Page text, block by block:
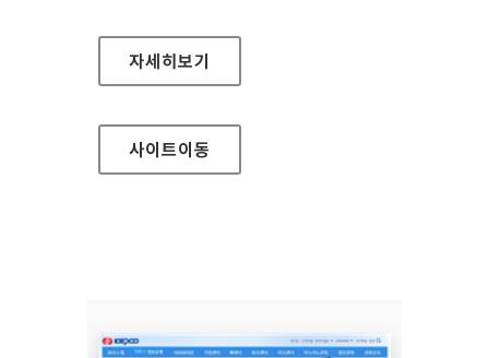
인천 장애인콜택시 홈페이지
자세히보기
사이트이동